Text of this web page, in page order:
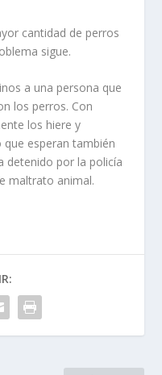
cantidad de perros
sigue.
a una persona que
los perros. Con
los hiere y
que esperan tam­bién
detenido por la poli­cía
maltrato animal.